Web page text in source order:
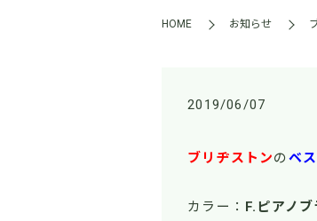
HOME お知らせ
2019/06/07
ブリヂストンの ベ
カラー： F.ピアノブ